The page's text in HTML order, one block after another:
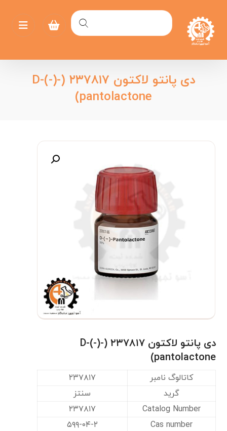
دی پانتو لاکتون ۲۳۷۸۱۷ (D-(-)-
pantolactone)
دی پانتو لاکتون ۲۳۷۸۱۷ (D-(-)-
pantolactone)
کاتالوگ نامبر
۲۳۷۸۱۷
گرید
سنتز
Catalog Number
۲۳۷۸۱۷
Cas number
۵۹۹-۰۴-۲